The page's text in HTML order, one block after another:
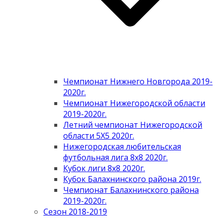
Чемпионат Нижнего Новгорода 2019-
2020г.
Чемпионат Нижегородской области
2019-2020г.
Летний чемпионат Нижегородской
области 5Х5 2020г.
Нижегородская любительская
футбольная лига 8х8 2020г.
Кубок лиги 8х8 2020г.
Кубок Балахнинского района 2019г.
Чемпионат Балахнинского района
2019-2020г.
Сезон 2018-2019